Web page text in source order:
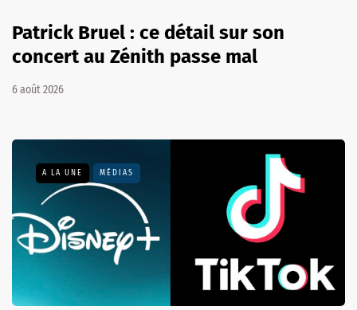
Patrick Bruel : ce détail sur son
concert au Zénith passe mal
6 août 2026
A LA UNE MÉDIAS